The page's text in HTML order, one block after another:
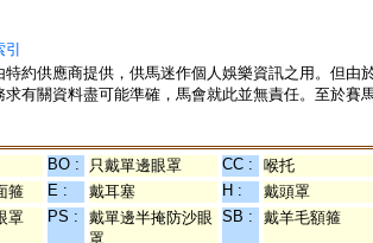
特約供應商提供，供馬迷作個人娛樂資訊之用。但
求有關資料盡可能準確，馬會就此並無責任。至於賽
BO : 只戴單邊眼罩 CC :
喉托
箍 E : 戴耳塞 H :
戴頭罩
罩 PS :
戴單邊半掩防沙眼
罩
SB : 戴羊毛額箍